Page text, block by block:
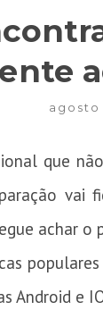
agosto
que
achar
Android e